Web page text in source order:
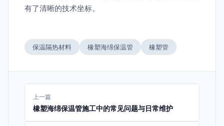
有了清晰的技术坐标。
保温隔热材料 橡塑海绵保温管 橡塑管
上一篇
橡塑海绵保温管施工中的常见问题与日常维护